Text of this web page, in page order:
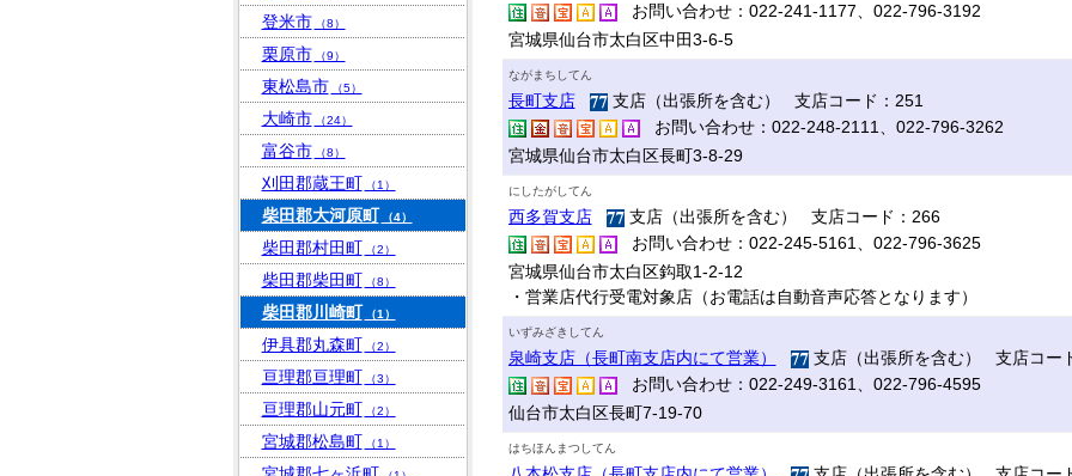
お問い合わせ：022-241-1177、022-796-3192
宮城県仙台市太白区中田3-6-5
ながまちしてん
長町支店
支店（出張所を含む） 支店コード：251
お問い合わせ：022-248-2111、022-796-3262
宮城県仙台市太白区長町3-8-29
にしたがしてん
西多賀支店
支店（出張所を含む） 支店コード：266
お問い合わせ：022-245-5161、022-796-3625
宮城県仙台市太白区鈎取1-2-12
・営業店代行受電対象店（お電話は自動音声応答となります）
いずみざきしてん
泉崎支店（長町南支店内にて営業）
支店（出張所を含む） 支店コー
お問い合わせ：022-249-3161、022-796-4595
仙台市太白区長町7-19-70
はちほんまつしてん
登米市 （8）
栗原市 （9）
東松島市 （5）
大崎市 （24）
富谷市 （8）
刈田郡蔵王町 （1）
柴田郡大河原町 （4）
柴田郡村田町 （2）
柴田郡柴田町 （8）
柴田郡川崎町 （1）
伊具郡丸森町 （2）
亘理郡亘理町 （3）
亘理郡山元町 （2）
宮城郡松島町 （1）